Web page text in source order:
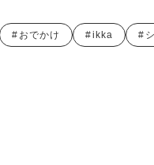
#おでかけ #ikka #